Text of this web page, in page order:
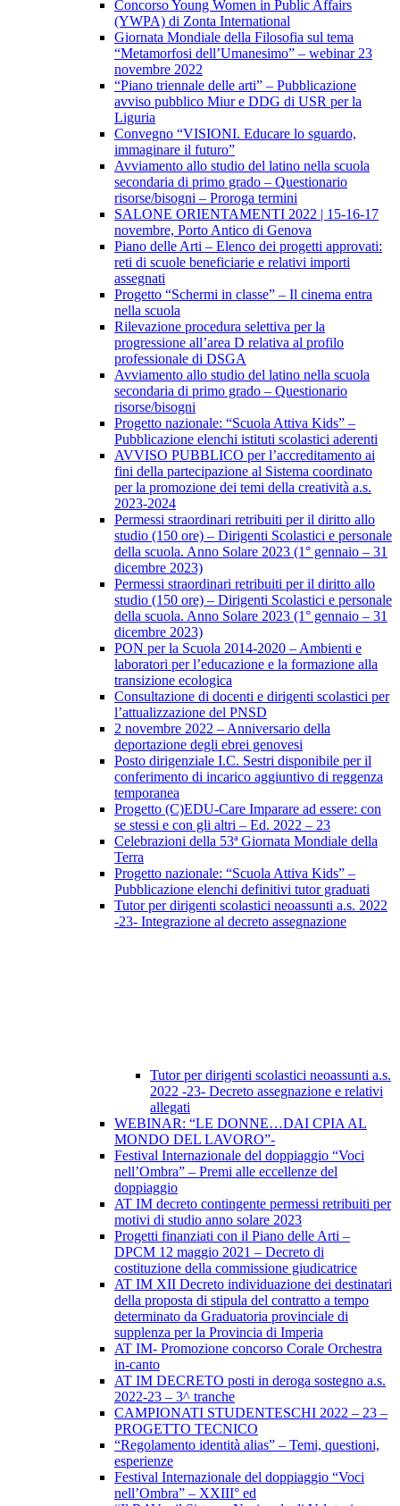
Concorso Young Women in Public Affairs
(YWPA) di Zonta International
Giornata Mondiale della Filosofia sul tema
“Metamorfosi dell’Umanesimo” – webinar 23
novembre 2022
“Piano triennale delle arti” – Pubblicazione
avviso pubblico Miur e DDG di USR per la
Liguria
Convegno “VISIONI. Educare lo sguardo,
immaginare il futuro”
Avviamento allo studio del latino nella scuola
secondaria di primo grado – Questionario
risorse/bisogni – Proroga termini
SALONE ORIENTAMENTI 2022 | 15-16-17
novembre, Porto Antico di Genova
Piano delle Arti – Elenco dei progetti approvati:
reti di scuole beneficiarie e relativi importi
assegnati
Progetto “Schermi in classe” – Il cinema entra
nella scuola
Rilevazione procedura selettiva per la
progressione all’area D relativa al profilo
professionale di DSGA
Avviamento allo studio del latino nella scuola
secondaria di primo grado – Questionario
risorse/bisogni
Progetto nazionale: “Scuola Attiva Kids” –
Pubblicazione elenchi istituti scolastici aderenti
AVVISO PUBBLICO per l’accreditamento ai
fini della partecipazione al Sistema coordinato
per la promozione dei temi della creatività a.s.
2023-2024
Permessi straordinari retribuiti per il diritto allo
studio (150 ore) – Dirigenti Scolastici e personale
della scuola. Anno Solare 2023 (1° gennaio – 31
dicembre 2023)
Permessi straordinari retribuiti per il diritto allo
studio (150 ore) – Dirigenti Scolastici e personale
della scuola. Anno Solare 2023 (1° gennaio – 31
dicembre 2023)
PON per la Scuola 2014-2020 – Ambienti e
laboratori per l’educazione e la formazione alla
transizione ecologica
Consultazione di docenti e dirigenti scolastici per
l’attualizzazione del PNSD
2 novembre 2022 – Anniversario della
deportazione degli ebrei genovesi
Posto dirigenziale I.C. Sestri disponibile per il
conferimento di incarico aggiuntivo di reggenza
temporanea
Progetto (C)EDU-Care Imparare ad essere: con
se stessi e con gli altri – Ed. 2022 – 23
Celebrazioni della 53ª Giornata Mondiale della
Terra
Progetto nazionale: “Scuola Attiva Kids” –
Pubblicazione elenchi definitivi tutor graduati
Tutor per dirigenti scolastici neoassunti a.s. 2022
-23- Integrazione al decreto assegnazione
Tutor per dirigenti scolastici neoassunti a.s.
2022 -23- Decreto assegnazione e relativi
allegati
WEBINAR: “LE DONNE…DAI CPIA AL
MONDO DEL LAVORO”-
Festival Internazionale del doppiaggio “Voci
nell’Ombra” – Premi alle eccellenze del
doppiaggio
AT IM decreto contingente permessi retribuiti per
motivi di studio anno solare 2023
Progetti finanziati con il Piano delle Arti –
DPCM 12 maggio 2021 – Decreto di
costituzione della commissione giudicatrice
AT IM XII Decreto individuazione dei destinatari
della proposta di stipula del contratto a tempo
determinato da Graduatoria provinciale di
supplenza per la Provincia di Imperia
AT IM- Promozione concorso Corale Orchestra
in-canto
AT IM DECRETO posti in deroga sostegno a.s.
2022-23 – 3^ tranche
CAMPIONATI STUDENTESCHI 2022 – 23 –
PROGETTO TECNICO
“Regolamento identità alias” – Temi, questioni,
esperienze
Festival Internazionale del doppiaggio “Voci
nell’Ombra” – XXIII° ed